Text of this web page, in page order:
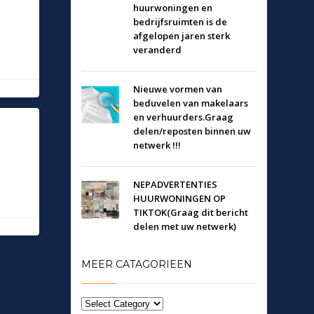
huurwoningen en
bedrijfsruimten is de
afgelopen jaren sterk
veranderd
Nieuwe vormen van
beduvelen van makelaars
en verhuurders.Graag
delen/reposten binnen uw
netwerk !!!
NEPADVERTENTIES
HUURWONINGEN OP
TIKTOK(Graag dit bericht
delen met uw netwerk)
MEER CATAGORIEEN